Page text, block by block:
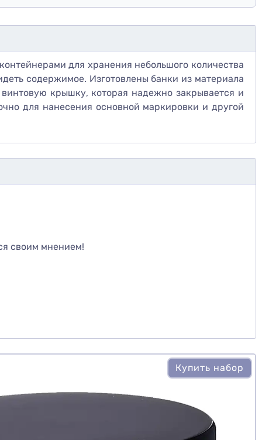
для хранения небольшого количества
содержимое. Изготовлены банки из материала
крышку, которая надежно закрывается и
для нанесения основной маркировки и другой
своим мнением!
Купить набор